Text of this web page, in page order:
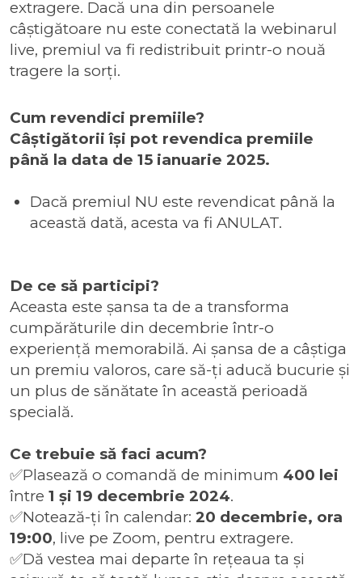
extragere. Dacă una din persoanele
câștigătoare nu este conectată la webinarul
live, premiul va fi redistribuit printr-o nouă
tragere la sorți.
Cum revendici premiile?
Câștigătorii își pot revendica premiile
până la data de 15 ianuarie 2025.
Dacă premiul NU este revendicat până la
această dată, acesta va fi ANULAT.
De ce să participi?
Aceasta este șansa ta de a transforma
cumpărăturile din decembrie într-o
experiență memorabilă. Ai șansa de a câștiga
un premiu valoros, care să-ți aducă bucurie și
un plus de sănătate în această perioadă
specială.
Ce trebuie să faci acum?
✅Plasează o comandă de minimum 400 lei
între 1 și 19 decembrie 2024.
✅Notează-ți în calendar: 20 decembrie, ora
19:00, live pe Zoom, pentru extragere.
✅Dă vestea mai departe în rețeaua ta și